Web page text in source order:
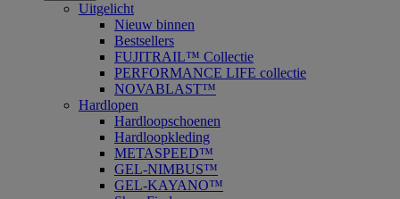
Uitgelicht
Nieuw binnen
Bestsellers
FUJITRAIL™ Collectie
PERFORMANCE LIFE collectie
NOVABLAST™
Hardlopen
Hardloopschoenen
Hardloopkleding
METASPEED™
GEL-NIMBUS™
GEL-KAYANO™